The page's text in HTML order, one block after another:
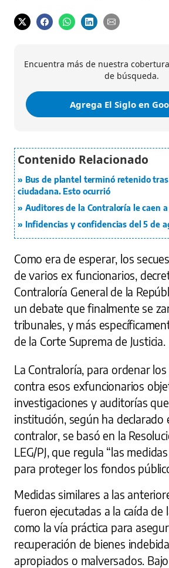
Encuentra más de nuestra
de búsqueda.
Agrega El Siglo en
Bus de plantel terminó retenido
ciudadana. Esto ocurrió
Auditores de la Contraloría le caen
Infidencias y confidencias del 5 de
Como era de esperar, los
de varios ex funcionarios,
Contraloría General de la
un debate que finalmente se
tribunales, y más
de la Corte Suprema de Justicia.
La Contraloría, para ordenar
contra esos exfuncionarios
investigaciones y auditorías
institución, según ha declarado
contralor, se basó en la
LEG/PJ, que regula “las
para proteger los fondos
Medidas similares a las
fueron ejecutadas a la caída de
como la vía práctica para
recuperación de bienes
apropiados o malversados.